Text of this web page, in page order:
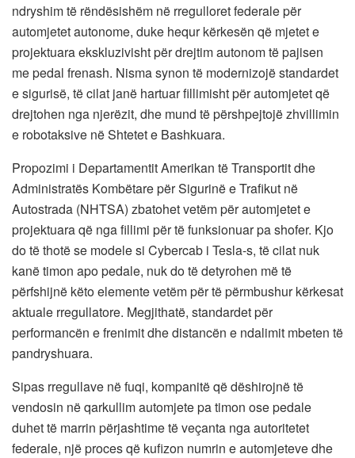
ndryshim të rëndësishëm në rregulloret federale për
automjetet autonome, duke hequr kërkesën që mjetet e
projektuara ekskluzivisht për drejtim autonom të pajisen
me pedal frenash. Nisma synon të modernizojë standardet
e sigurisë, të cilat janë hartuar fillimisht për automjetet që
drejtohen nga njerëzit, dhe mund të përshpejtojë zhvillimin
e robotaksive në Shtetet e Bashkuara.
Propozimi i Departamentit Amerikan të Transportit dhe
Administratës Kombëtare për Sigurinë e Trafikut në
Autostrada (NHTSA) zbatohet vetëm për automjetet e
projektuara që nga fillimi për të funksionuar pa shofer. Kjo
do të thotë se modele si Cybercab i Tesla-s, të cilat nuk
kanë timon apo pedale, nuk do të detyrohen më të
përfshijnë këto elemente vetëm për të përmbushur kërkesat
aktuale rregullatore. Megjithatë, standardet për
performancën e frenimit dhe distancën e ndalimit mbeten të
pandryshuara.
Sipas rregullave në fuqi, kompanitë që dëshirojnë të
vendosin në qarkullim automjete pa timon ose pedale
duhet të marrin përjashtime të veçanta nga autoritetet
federale, një proces që kufizon numrin e automjeteve dhe